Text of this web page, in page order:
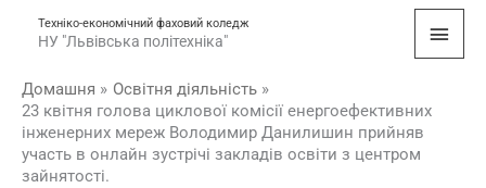
Техніко-економічний фаховий коледж
НУ "Львівська політехніка"
Домашня
Освітня діяльність
23 квітня голова циклової комісії енергоефективних
інженерних мереж Володимир Данилишин прийняв
участь в онлайн зустрічі закладів освіти з центром
зайнятості.